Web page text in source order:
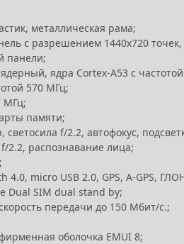
металлическая рама;
с разрешением 1440х720
панели;
ядра Cortex-A53 с
570 МГц;
МГц;
памяти;
f/2.2, автофокус,
2.2, распознавание лица;
micro USB 2.0, GPS, A-GPS,
Dual SIM dual stand by;
передачи до 150 Мбит/с.;
оболочка EMUI 8;